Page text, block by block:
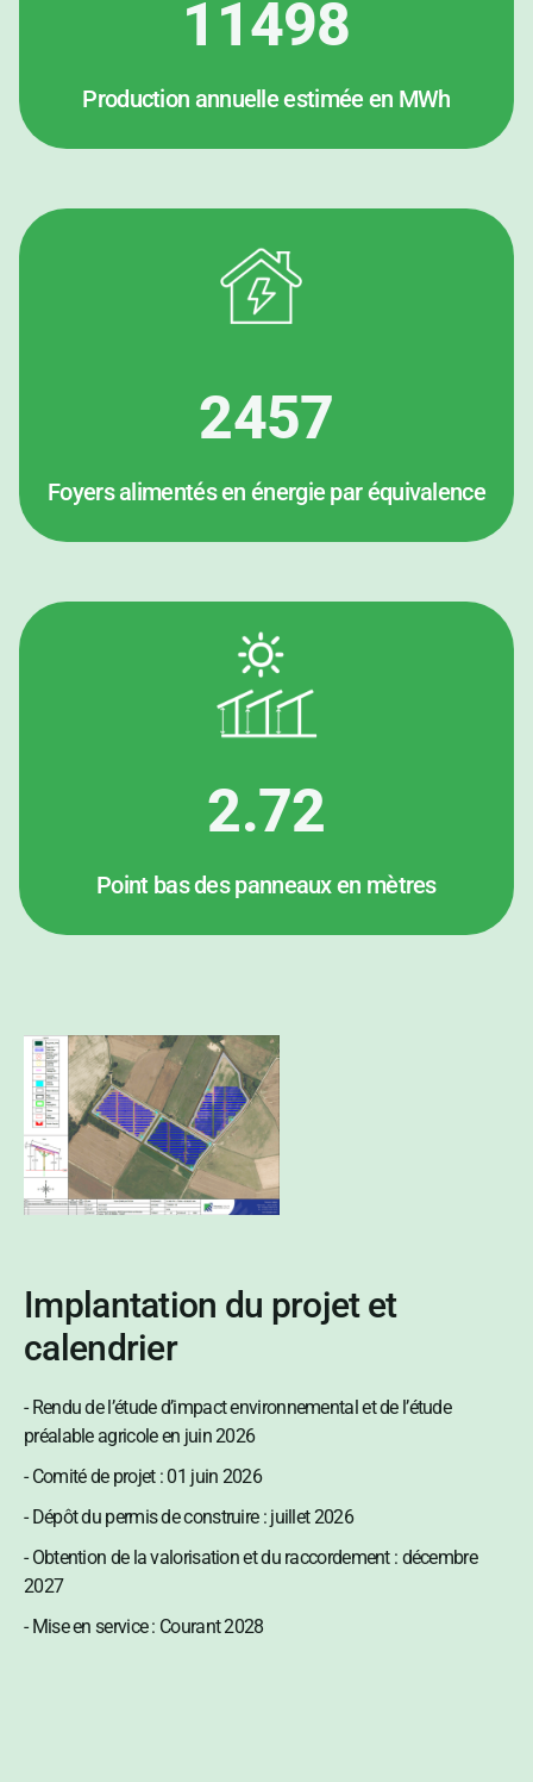
11498
Production annuelle estimée en MWh
2457
Foyers alimentés en énergie par équivalence
2.72
Point bas des panneaux en mètres
Implantation du projet et
calendrier
- Rendu de l’étude d’impact environnemental et de l’étude
préalable agricole en juin 2026
- Comité de projet : 01 juin 2026
- Dépôt du permis de construire : juillet 2026
- Obtention de la valorisation et du raccordement : décembre
2027
- Mise en service : Courant 2028